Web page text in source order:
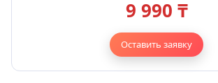
9 990 ₸
Оставить заявку